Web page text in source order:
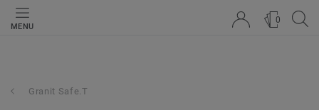
MENU
0
Granit Safe.T